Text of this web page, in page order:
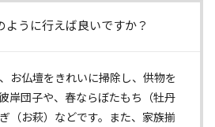
ように行えば良いですか？
お仏壇をきれいに掃除し、供物を
岸団子や、春ならぼたもち（牡丹
（お萩）などです。また、家族揃